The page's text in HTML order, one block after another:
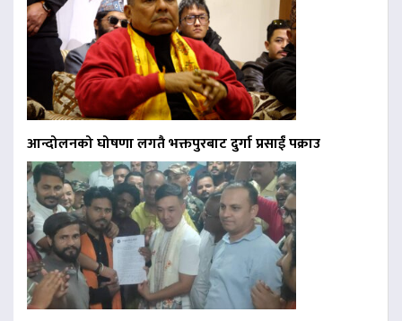
आन्दोलनको घोषणा लगतै भक्तपुरबाट दुर्गा प्रसाईं पक्राउ